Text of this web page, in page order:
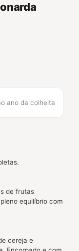
ano da colheita
de frutas
equilíbrio com
cereja e